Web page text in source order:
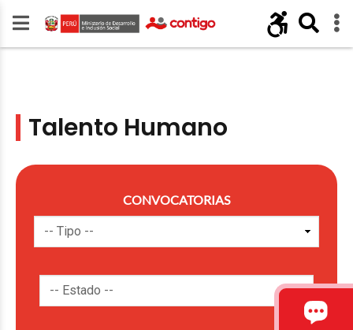
Talento Humano
CONVOCATORIAS